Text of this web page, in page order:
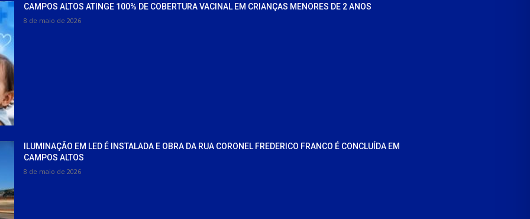
CAMPOS ALTOS ATINGE 100% DE COBERTURA VACINAL EM CRIANÇAS MENORES DE 2 ANOS
8 de maio de 2026
ILUMINAÇÃO EM LED É INSTALADA E OBRA DA RUA CORONEL FREDERICO FRANCO É CONCLUÍDA EM
CAMPOS ALTOS
8 de maio de 2026